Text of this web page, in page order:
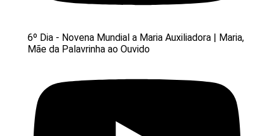
6º Dia - Novena Mundial a Maria Auxiliadora | Maria,
Mãe da Palavrinha ao Ouvido